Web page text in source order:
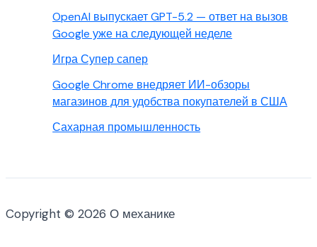
OpenAI выпускает GPT-5.2 — ответ на вызов
Google уже на следующей неделе
Игра Супер сапер
Google Chrome внедряет ИИ-обзоры
магазинов для удобства покупателей в США
Сахарная промышленность
Copyright © 2026 О механике